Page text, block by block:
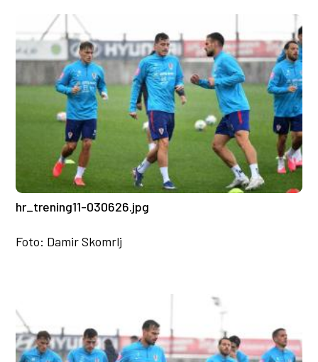
hr_trening11-030626.jpg
Foto: Damir Skomrlj